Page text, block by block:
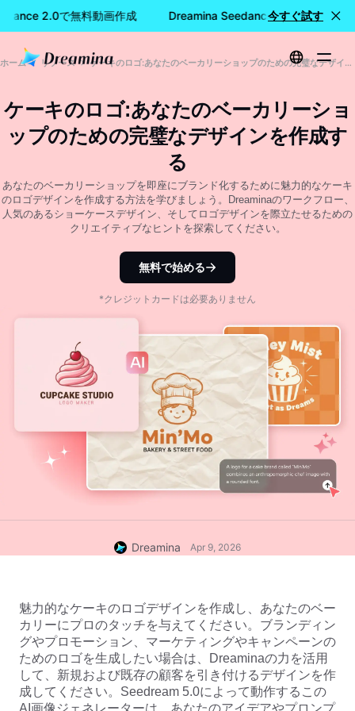
2.0で無料動画作成 Dreamina Seedance 2.0で無料動画
今すぐ試す
ホーム リソース ケーキのロゴ:あなたのベーカリーショップのための完璧なデザインを作成する
ケーキのロゴ:あなたのベーカリーショ
ップのための完璧なデザインを作成す
る
あなたのベーカリーショップを即座にブランド化するために魅力的なケーキ
のロゴデザインを作成する方法を学びましょう。Dreaminaのワークフロー、
人気のあるショーケースデザイン、そしてロゴデザインを際立たせるための
クリエイティブなヒントを探索してください。
無料で始める
*クレジットカードは必要ありません
Dreamina Apr 9, 2026
魅力的なケーキのロゴデザインを作成し、あなたのベー
カリーにプロのタッチを与えてください。ブランディン
グやプロモーション、マーケティングやキャンペーンの
ためのロゴを生成したい場合は、Dreaminaの力を活用
して、新規および既存の顧客を引き付けるデザインを作
成してください。Seedream 5.0によって動作するこの
AI画像ジェネレーターは、あなたのアイデアやプロンプ